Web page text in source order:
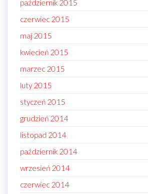
październik 2015
czerwiec 2015
maj 2015
kwiecień 2015
marzec 2015
luty 2015
styczeń 2015
grudzień 2014
listopad 2014
październik 2014
wrzesień 2014
czerwiec 2014